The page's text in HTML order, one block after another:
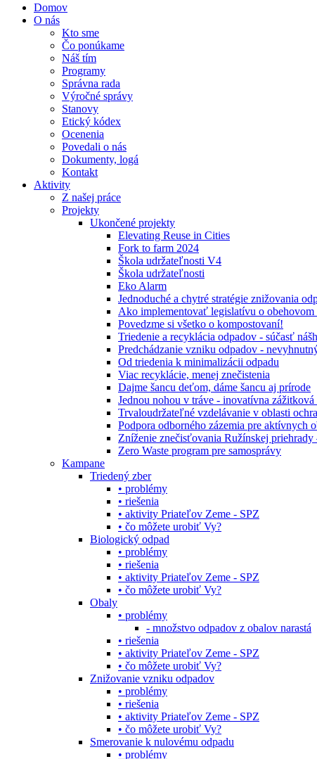
Domov
O nás
Kto sme
Čo ponúkame
Náš tím
Programy
Správna rada
Výročné správy
Stanovy
Etický kódex
Ocenenia
Povedali o nás
Dokumenty, logá
Kontakt
Aktivity
Z našej práce
Projekty
Ukončené projekty
Elevating Reuse in Cities
Fork to farm 2024
Škola udržateľnosti V4
Škola udržateľnosti
Eko Alarm
Jednoduché a chytré stratégie znižovania
Ako implementovať legislatívu o obehovom
Povedzme si všetko o kompostovaní!
Triedenie a recyklácia odpadov - súčasť
Predchádzanie vzniku odpadov -
Od triedenia k minimalizácii odpadu
Viac recyklácie, menej znečistenia
Dajme šancu deťom, dáme šancu aj prírode
Jednou nohou v tráve - inovatívna
Trvaloudržateľné vzdelávanie v oblasti
Podpora odborného zázemia pre aktívnych
Zníženie znečisťovania Ružínskej priehrady
Zero Waste program pre samosprávy
Kampane
Triedený zber
• problémy
• riešenia
• aktivity Priateľov Zeme - SPZ
• čo môžete urobiť Vy?
Biologický odpad
• problémy
• riešenia
• aktivity Priateľov Zeme - SPZ
• čo môžete urobiť Vy?
Obaly
• problémy
- množstvo odpadov z obalov narastá
• riešenia
• aktivity Priateľov Zeme - SPZ
• čo môžete urobiť Vy?
Znižovanie vzniku odpadov
• problémy
• riešenia
• aktivity Priateľov Zeme - SPZ
• čo môžete urobiť Vy?
Smerovanie k nulovému odpadu
• problémy